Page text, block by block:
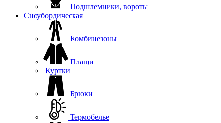
Подшлемники, вороты
Сноубордическая
Комбинезоны
Плащи
Куртки
Брюки
Термобелье